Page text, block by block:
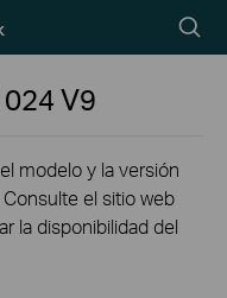
icon
V9
modelo y la versión
el sitio web
la disponibilidad del